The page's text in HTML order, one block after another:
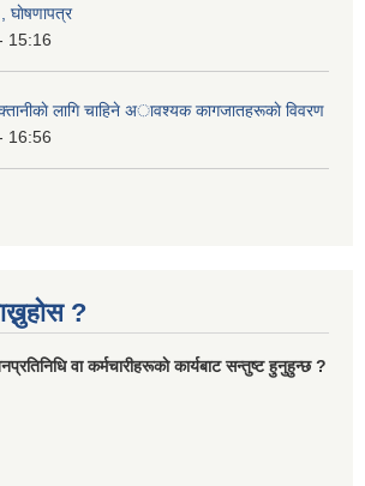
घाेषणापत्र
15:16
लागि चाहिने अावश्यक कागजातहरूकाे विवरण
16:56
?
वा कर्मचारीहरूकाे कार्यबाट सन्तुष्ट हुनुहुन्छ ?